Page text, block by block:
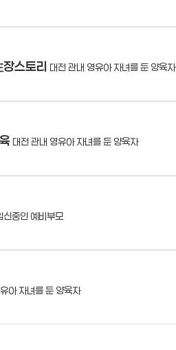
스토리 대전 관내 영유아 자녀를 둔 양육자
대전 관내 영유아 자녀를 둔 양육자
신중인 예비부모
아 자녀를 둔 양육자